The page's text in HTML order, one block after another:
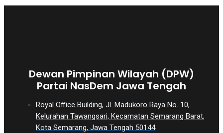
Dewan Pimpinan Wilayah (DPW)
Partai NasDem Jawa Tengah
Royal Office Building, Jl. Madukoro Raya No. 10,
Kelurahan Tawangsari, Kecamatan Semarang Barat,
Kota Semarang, Jawa Tengah 50144